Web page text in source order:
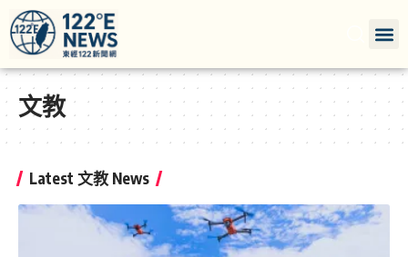
文教
Latest 文教 News